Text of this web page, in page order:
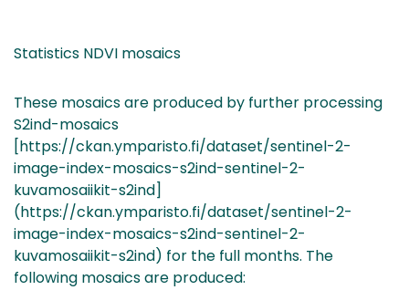
Statistics NDVI mosaics
These mosaics are produced by further processing
S2ind-mosaics
[https://ckan.ymparisto.fi/dataset/sentinel-2-
image-index-mosaics-s2ind-sentinel-2-
kuvamosaiikit-s2ind]
(https://ckan.ymparisto.fi/dataset/sentinel-2-
image-index-mosaics-s2ind-sentinel-2-
kuvamosaiikit-s2ind) for the full months. The
following mosaics are produced: